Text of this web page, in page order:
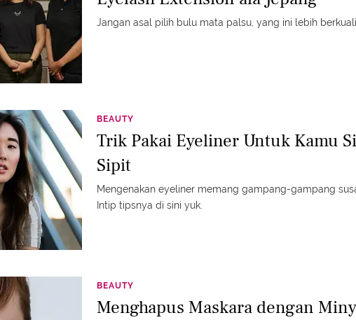
Jangan asal pilih bulu mata palsu, yang ini lebih
BEAUTY
Trik Pakai Eyeliner Untuk Kamu
Sipit
Mengenakan eyeliner memang gampang-gampang
Intip tipsnya di sini yuk.
BEAUTY
Menghapus Maskara dengan